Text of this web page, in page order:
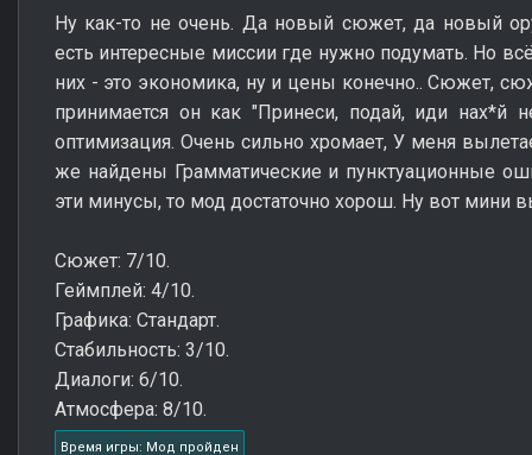
Ну как-то не очень. Да новый сюжет, да новый
есть интересные миссии где нужно подумать. Но
них - это экономика, ну и цены конечно.. Сюжет,
принимается он как "Принеси, подай, иди
оптимизация. Очень сильно хромает, У меня
же найдены Грамматические и пунктуационные
эти минусы, то мод достаточно хорош. Ну вот мини
Сюжет: 7/10.
Геймплей: 4/10.
Графика: Стандарт.
Стабильность: 3/10.
Диалоги: 6/10.
Атмосфера: 8/10.
Время игры: Мод пройден